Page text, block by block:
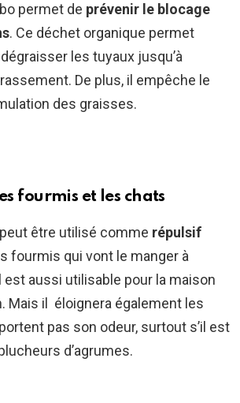
permet de prévenir le blocage
. Ce déchet organique permet
les tuyaux jusqu’à
De plus, il empêche le
des graisses.
fourmis et les chats
être utilisé comme répulsif
fourmis qui vont le manger à
est aussi utilisable pour la maison
Mais il éloignera également les
pas son odeur, surtout s’il est
d’agrumes.